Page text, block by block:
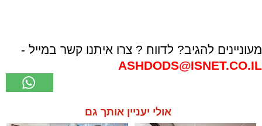
מעוניינים להגיב? לדווח ? צרו איתנו קשר במייל -
ASHDODS@ISNET.CO.IL
אולי יעניין אותך גם